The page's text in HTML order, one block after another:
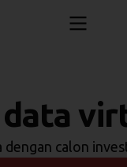
data
dengan calon